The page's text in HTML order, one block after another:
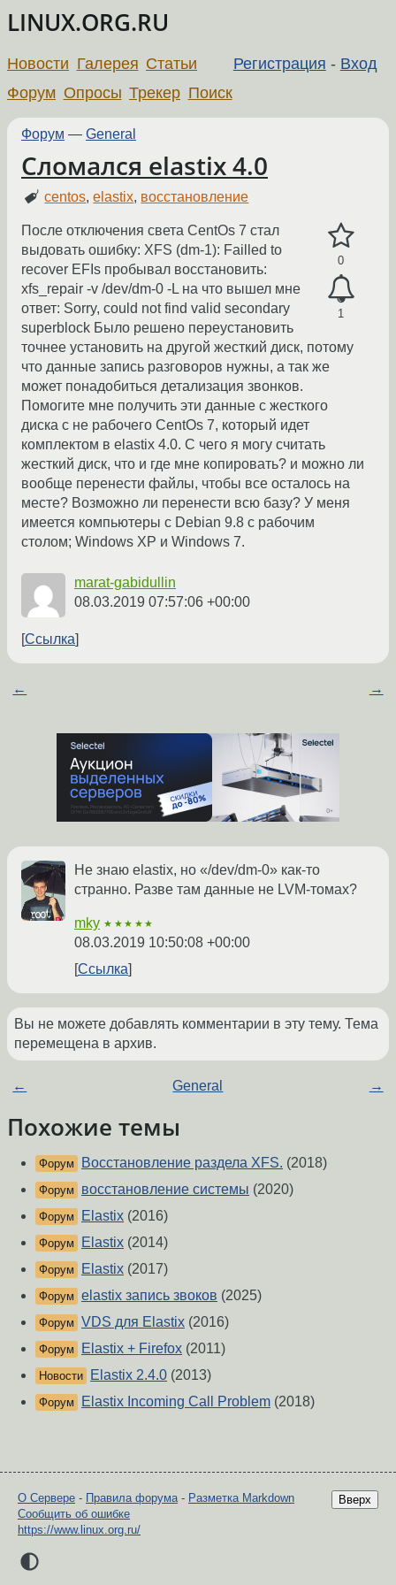
LINUX.ORG.RU
Регистрация - Вход
Новости Галерея Статьи
Форум Опросы Трекер Поиск
Форум — General
Сломался elastix 4.0
centos,elastix, восстановление
0
1
После отключения света CentOs 7 стал
выдовать ошибку: XFS (dm-1): Failled to
recover EFIs пробывал восстановить:
xfs_repair -v /dev/dm-0 -L на что вышел мне
ответ: Sorry, could not find valid secondary
superblock Было решено переустановить
точнее установить на другой жесткий диск, потому
что данные запись разговоров нужны, а так же
может понадобиться детализация звонков.
Помогите мне получить эти данные с жесткого
диска с не рабочего CentOs 7, который идет
комплектом в elastix 4.0. С чего я могу считать
жесткий диск, что и где мне копировать? и можно ли
вообще перенести файлы, чтобы все осталось на
месте? Возможно ли перенести всю базу? У меня
имеется компьютеры с Debian 9.8 с рабочим
столом; Windows XP и Windows 7.
marat-gabidullin
08.03.2019 07:57:06 +00:00
Ссылка
← →
Не знаю elastix, но «/dev/dm-0» как-то
странно. Разве там данные не LVM-томах?
mky ★★★★★
08.03.2019 10:50:08 +00:00
Ссылка
Вы не можете добавлять комментарии в эту тему. Тема
перемещена в архив.
← General →
Похожие темы
Форум Восстановление раздела XFS. (2018)
Форум восстановление системы (2020)
Форум Elastix (2016)
Форум Elastix (2014)
Форум Elastix (2017)
Форум elastix запись звоков (2025)
Форум VDS для Elastix (2016)
Форум Elastix + Firefox (2011)
Новости Elastix 2.4.0 (2013)
Форум Elastix Incoming Call Problem (2018)
Вверх
О Сервере - Правила форума- Разметка Markdown
Сообщить об ошибке
https://www.linux.org.ru/